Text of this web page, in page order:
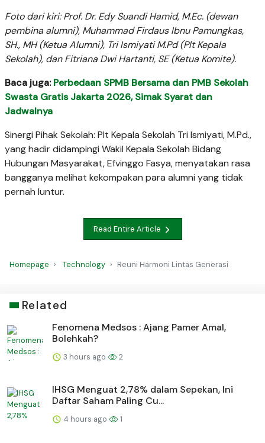
Foto dari kiri: Prof. Dr. Edy Suandi Hamid, M.Ec. (dewan
pembina alumni), Muhammad Firdaus Ibnu Pamungkas,
SH., MH (Ketua Alumni), Tri Ismiyati M.Pd (Plt Kepala
Sekolah), dan Fitriana Dwi Hartanti, SE (Ketua Komite).
Baca juga:Perbedaan SPMB Bersama dan PMB Sekolah
Swasta Gratis Jakarta 2026, Simak Syarat dan
Jadwalnya
Sinergi Pihak Sekolah: Plt Kepala Sekolah Tri Ismiyati, M.Pd.,
yang hadir didampingi Wakil Kepala Sekolah Bidang
Hubungan Masyarakat, Efvinggo Fasya, menyatakan rasa
bangganya melihat kekompakan para alumni yang tidak
pernah luntur.
Read Entire Article
Homepage Technology Reuni Harmoni Lintas Generasi
Related
Fenomena Medsos : Ajang Pamer Amal,
Bolehkah?
3 hours ago 2
IHSG Menguat 2,78% dalam Sepekan, Ini
Daftar Saham Paling Cu...
4 hours ago 1